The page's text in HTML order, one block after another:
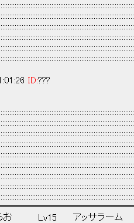
ID:???
るお Lv15 アッサラーム ┃